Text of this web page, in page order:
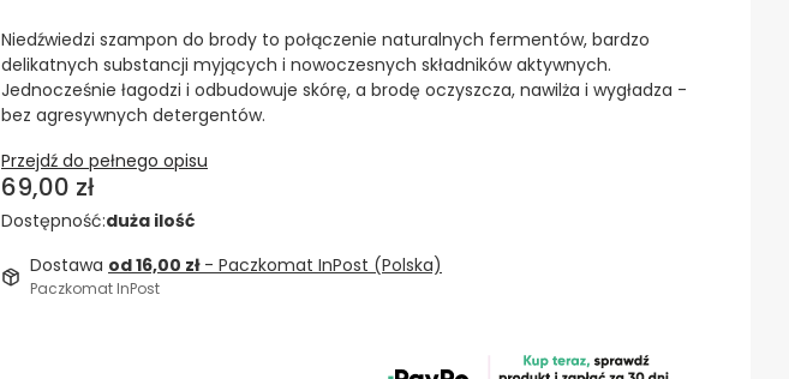
Niedźwiedzi szampon do brody to połączenie naturalnych fermentów, bardzo
delikatnych substancji myjących i nowoczesnych składników aktywnych.
Jednocześnie łagodzi i odbudowuje skórę, a brodę oczyszcza, nawilża i wygładza -
bez agresywnych detergentów.
Przejdź do pełnego opisu
Cena
69,00 zł
Dostępność:duża ilość
Dostawa od 16,00 zł - Paczkomat InPost (Polska)
Paczkomat InPost